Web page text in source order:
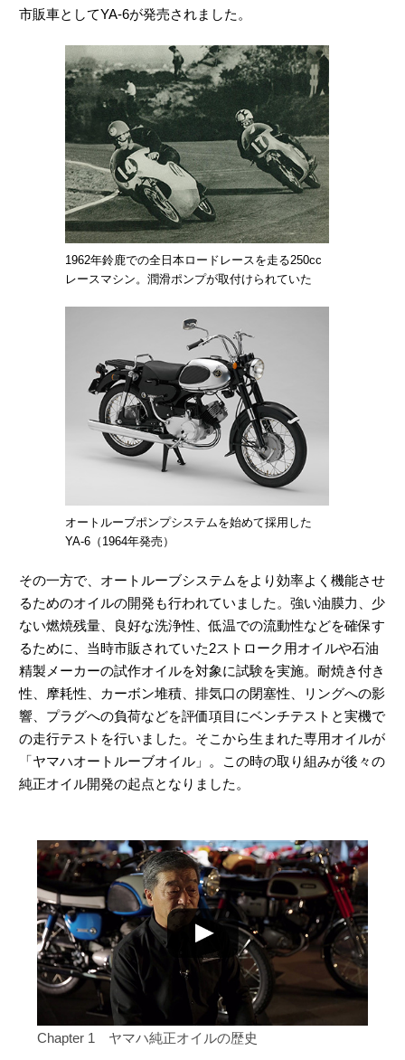
市販車としてYA-6が発売されました。
1962年鈴鹿での全日本ロードレースを走る250cc
レースマシン。潤滑ポンプが取付けられていた
オートルーブポンプシステムを始めて採用した
YA-6（1964年発売）
その一方で、オートルーブシステムをより効率よく機能させ
るためのオイルの開発も行われていました。強い油膜力、少
ない燃焼残量、良好な洗浄性、低温での流動性などを確保す
るために、当時市販されていた2ストローク用オイルや石油
精製メーカーの試作オイルを対象に試験を実施。耐焼き付き
性、摩耗性、カーボン堆積、排気口の閉塞性、リングへの影
響、プラグへの負荷などを評価項目にベンチテストと実機で
の走行テストを行いました。そこから生まれた専用オイルが
「ヤマハオートルーブオイル」。この時の取り組みが後々の
純正オイル開発の起点となりました。
Chapter 1 ヤマハ純正オイルの歴史